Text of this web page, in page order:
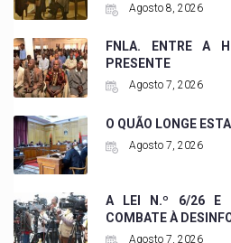
Agosto 8, 2026
FNLA. ENTRE A
PRESENTE
Agosto 7, 2026
O QUÃO LONGE
Agosto 7, 2026
A LEI N.º 6/26 E
COMBATE À
Agosto 7, 2026